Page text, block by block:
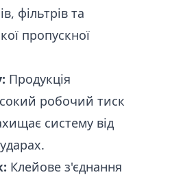
фільтрів та
пропускної
Продукція
робочий тиск
систему від
Клейове з'єднання